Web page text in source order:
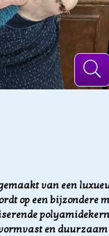
van een
op een bijzondere
en